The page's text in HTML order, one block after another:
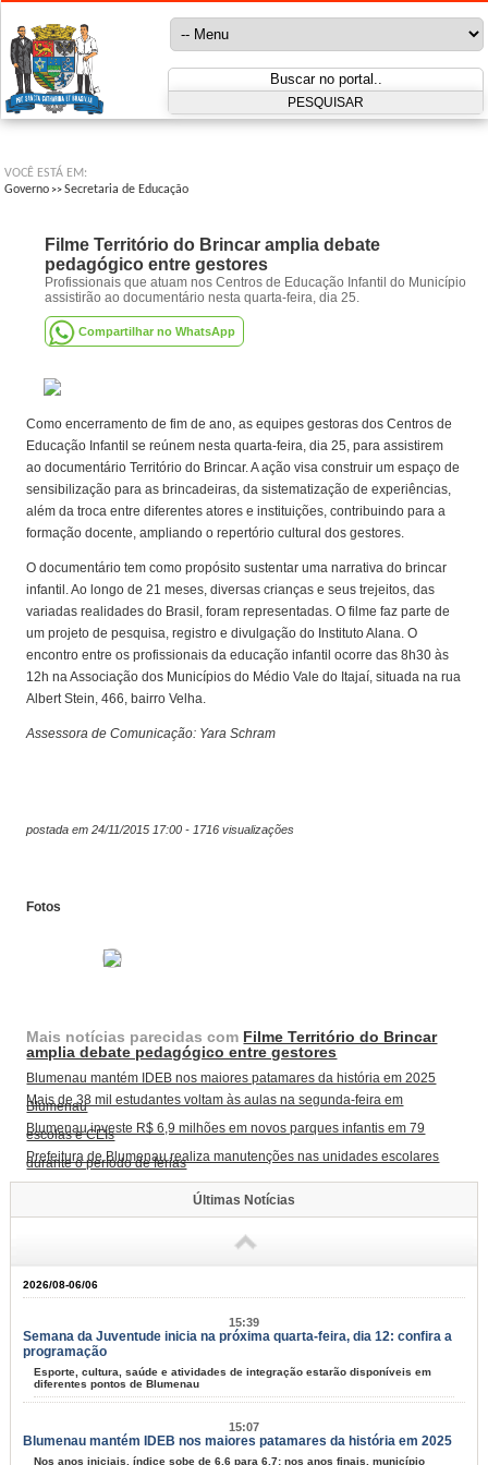
VOCÊ ESTÁ EM:
Governo >>Secretaria de Educação
Filme Território do Brincar amplia debate
pedagógico entre gestores
Profissionais que atuam nos Centros de Educação Infantil do Município
assistirão ao documentário nesta quarta-feira, dia 25.
Compartilhar no WhatsApp
Como encerramento de fim de ano, as equipes gestoras dos Centros de
Educação Infantil se reúnem nesta quarta-feira, dia 25, para assistirem
ao documentário Território do Brincar. A ação visa construir um espaço de
sensibilização para as brincadeiras, da sistematização de experiências,
além da troca entre diferentes atores e instituições, contribuindo para a
formação docente, ampliando o repertório cultural dos gestores.
O documentário tem como propósito sustentar uma narrativa do brincar
infantil. Ao longo de 21 meses, diversas crianças e seus trejeitos, das
variadas realidades do Brasil, foram representadas. O filme faz parte de
um projeto de pesquisa, registro e divulgação do Instituto Alana. O
encontro entre os profissionais da educação infantil ocorre das 8h30 às
12h na Associação dos Municípios do Médio Vale do Itajaí, situada na rua
Albert Stein, 466, bairro Velha.
Assessora de Comunicação: Yara Schram
postada em 24/11/2015 17:00 - 1716 visualizações
Fotos
Mais notícias parecidas com Filme Território do Brincar
amplia debate pedagógico entre gestores
Blumenau mantém IDEB nos maiores patamares da história em 2025
Mais de 38 mil estudantes voltam às aulas na segunda-feira em
Blumenau
Blumenau investe R$ 6,9 milhões em novos parques infantis em 79
escolas e CEIs
Prefeitura de Blumenau realiza manutenções nas unidades escolares
durante o período de férias
Últimas Notícias
2026/08-06/06
15:39
Semana da Juventude inicia na próxima quarta-feira, dia 12: confira a
programação
Esporte, cultura, saúde e atividades de integração estarão disponíveis em
diferentes pontos de Blumenau
15:07
Blumenau mantém IDEB nos maiores patamares da história em 2025
Nos anos iniciais, índice sobe de 6,6 para 6,7; nos anos finais, município